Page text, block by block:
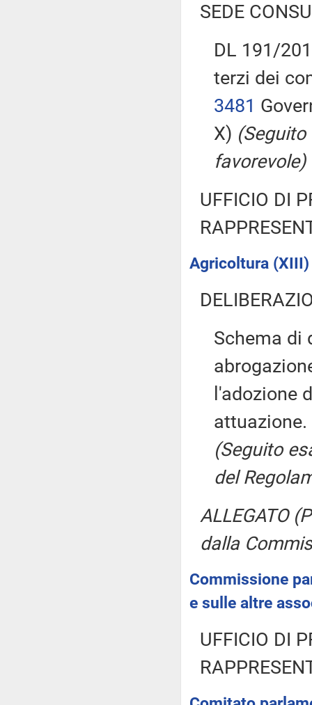
SEDE
DL 191/
terzi dei
3481
X)
favorevole)
UFFICIO DI
Agricoltura (XIII)
Schema di
l'adozione
(Seguito
del
ALLEGATO
dalla
Commissione
e sulle altre
UFFICIO DI